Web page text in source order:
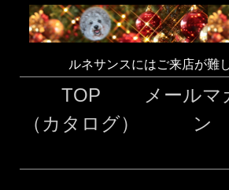
ルネサンスにはご来店が難
TOP
（カタログ）
メールマ
ン